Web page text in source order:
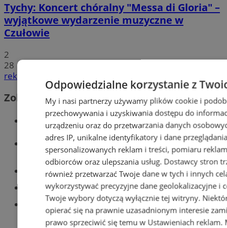
Tychy: Koncert chóralny "Messa di Gloria" –
wyjątkowe wydarzenie muzyczne w
Czułowie
2
28
reklama
Zobacz również
Wiadomości kryminalne w Tychach
Wiadomości lokalne
Części samochodowe do -70%!
Tworzenie stron www - Tychy
Znajdź pracę - codziennie nowe
ogłoszenia
Odpowiedzialne korzystanie z
My i nasi partnerzy używamy plików cookie i
przechowywania i uzyskiwania dostępu do
urządzeniu oraz do przetwarzania danych
adres IP, unikalne identyfikatory i dane
spersonalizowanych reklam i treści, pomiaru
odbiorców oraz ulepszania usług. Dostawcy stron
również przetwarzać Twoje dane w tych i innych
wykorzystywać precyzyjne dane geolokalizacyjne i
Twoje wybory dotyczą wyłącznie tej witryny.
opierać się na prawnie uzasadnionym interesie
prawo sprzeciwić się temu w Ustawieniach reklam.